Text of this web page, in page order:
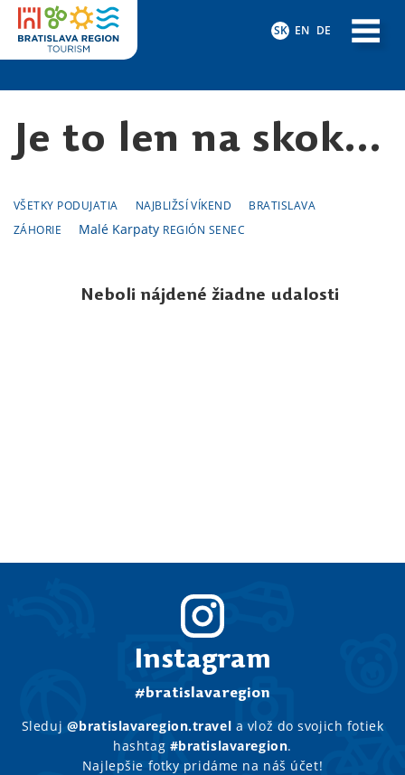
SK EN DE
Je to len na skok...
VŠETKY PODUJATIA NAJBLIŽSÍ VÍKEND
BRATISLAVA
ZÁHORIE
Malé Karpaty REGIÓN SENEC
Neboli nájdené žiadne udalosti
Instagram
#bratislavaregion
Sleduj @bratislavaregion.travel a vlož do svojich fotiek
hashtag #bratislavaregion.
Najlepšie fotky pridáme na náš účet!